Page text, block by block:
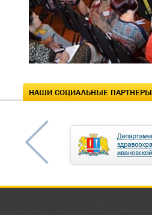
НАШИ СОЦИАЛЬНЫЕ ПАРТНЕРЫ